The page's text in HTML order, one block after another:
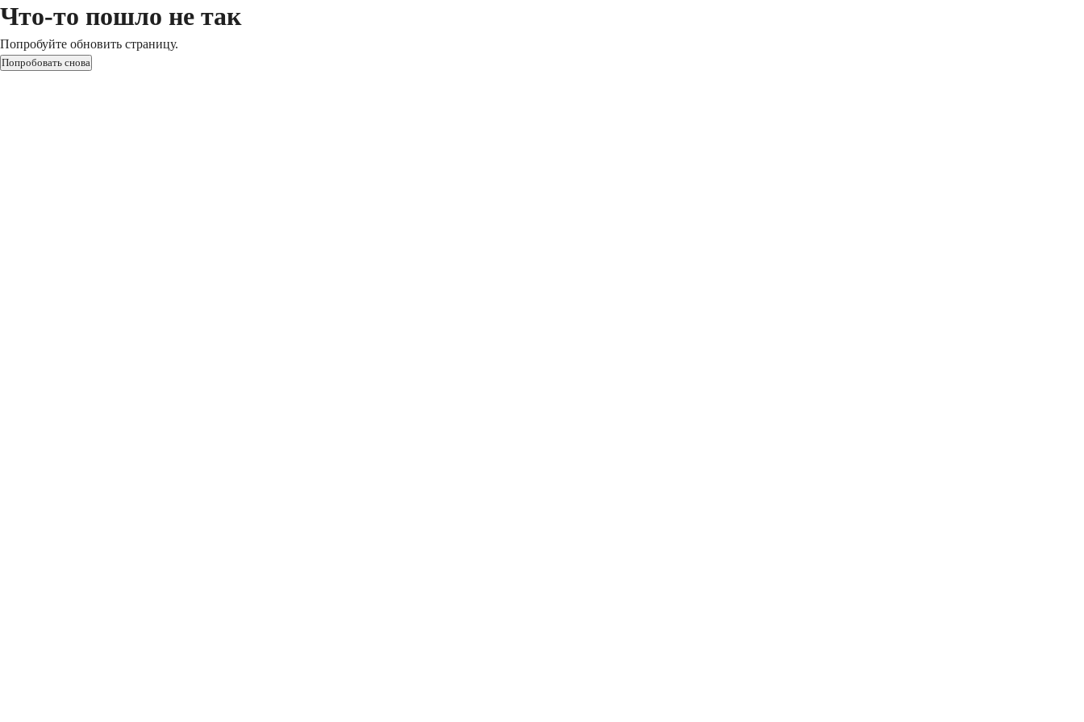
Что-то пошло не так
Попробуйте обновить страницу.
Попробовать снова